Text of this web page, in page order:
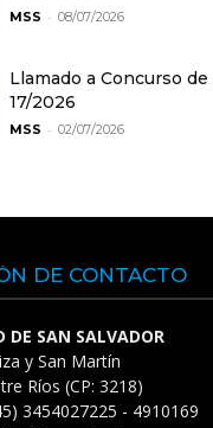
MSS - 08/07/2026
Llamado a Concurso
17/2026
MSS - 02/07/2026
DE CONTACTO
DE SAN SALVADOR
y San Martín
Ríos (CP: 3218)
3454027225 - 4910169